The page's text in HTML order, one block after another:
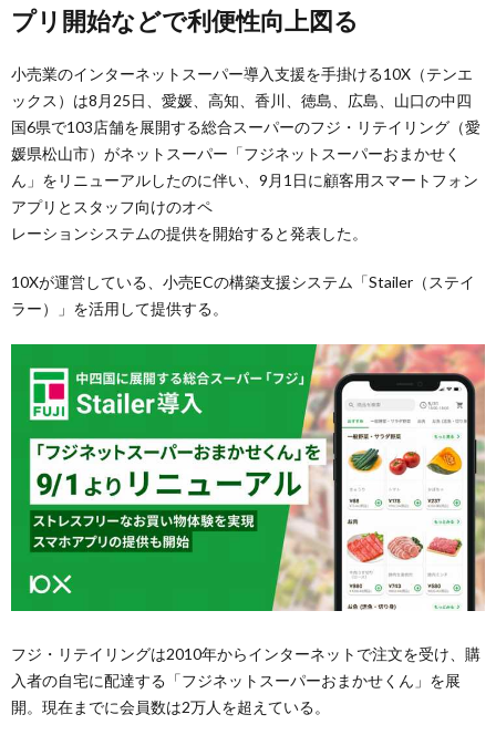
プリ開始などで利便性向上図る
小売業のインターネットスーパー導入支援を手掛ける10X（テンエ
ックス）は8月25日、愛媛、高知、香川、徳島、広島、山口の中四
国6県で103店舗を展開する総合スーパーのフジ・リテイリング（愛
媛県松山市）がネットスーパー「フジネットスーパーおまかせく
ん」をリニューアルしたのに伴い、9月1日に顧客用スマートフォン
アプリとスタッフ向けのオペ
レーションシステムの提供を開始すると発表した。
10Xが運営している、小売ECの構築支援システム「Stailer（ステイ
ラー）」を活用して提供する。
フジ・リテイリングは2010年からインターネットで注文を受け、購
入者の自宅に配達する「フジネットスーパーおまかせくん」を展
開。現在までに会員数は2万人を超えている。